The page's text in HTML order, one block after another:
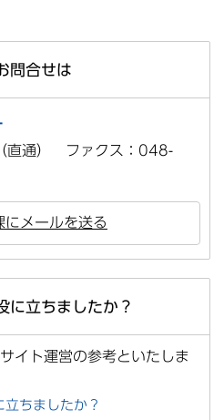
問合せは
直通） ファクス：048-
にメールを送る
に立ちましたか？
イト運営の参考といたしま
ちましたか？